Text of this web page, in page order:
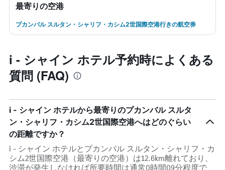
最寄りの空港
プカンバル スルタン・シャリフ・カシム2世国際空港行きの航空券
i - シャイン ホテル予約時によくある
質問 (FAQ)
i - シャイン ホテルから最寄りのプカンバル スルタ
ン・シャリフ・カシム2世国際空港へはどのぐらい
の距離ですか？
i - シャイン ホテルとプカンバル スルタン・シャリフ・カ
シム2世国際空港（最寄りの空港）は12.6km離れており、
渋滞が発生しなければ所要時間は通常0時間09分程度で